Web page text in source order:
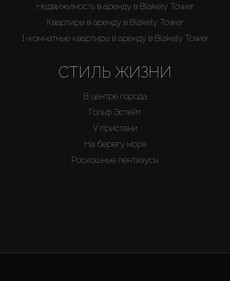
Недвижимость в аренду в Blakely Tower
Квартиры в аренду в Blakely Tower
1-комнатные квартиры в аренду в Blakely Tower
СТИЛЬ ЖИЗНИ
В центре города
Гольф Эстейт
У пристани
На берегу моря
Роскошные пентхаусы